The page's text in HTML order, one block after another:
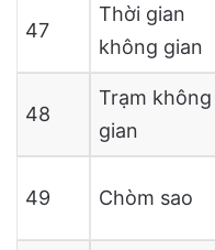
47
Thời gian
không gian
48
Trạm không
gian
49 Chòm sao